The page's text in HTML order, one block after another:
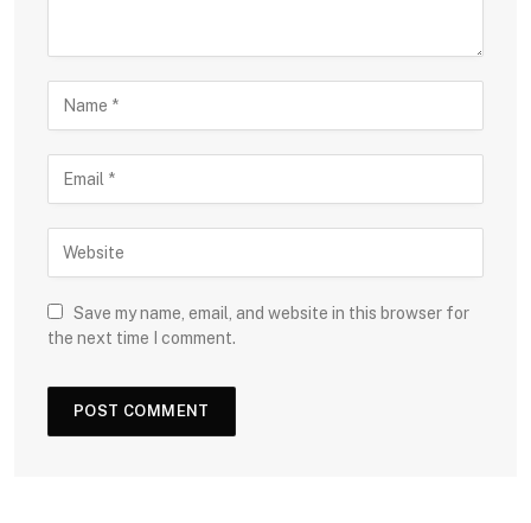
Save my name, email, and website in this browser for
the next time I comment.